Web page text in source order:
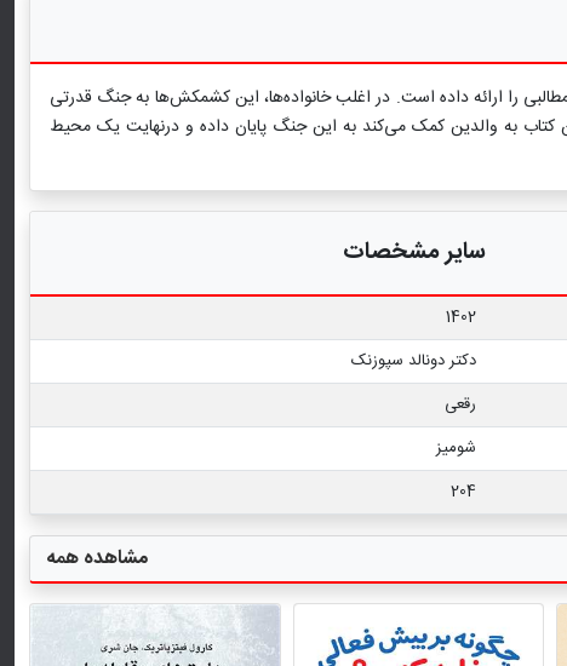
مطالبی را ارائه داده است. در اغلب خانواده‌ها، این کشمکش‌ها به جنگ قدرتی
به والدین کمک می‌کند به این جنگ پایان داده و درنهایت یک محیط
سایر مشخصات
1402
دکتر دونالد سپوزنک
رقعی
شومیز
204
مشاهده همه